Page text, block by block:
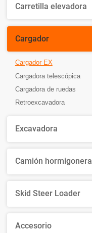
Carretilla elevadora
Cargador
Cargador EX
Cargadora telescópica
Cargadora de ruedas
Retroexcavadora
Excavadora
Camión hormigonera
Skid Steer Loader
Accesorio